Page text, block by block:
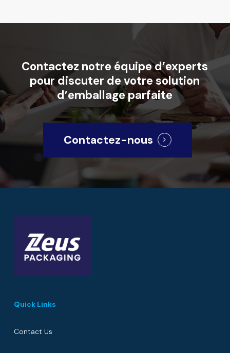
Contactez notre équiped’experts
pour discuter devotre solution
d’emballageparfaite
Contactez-nous
Quick Links
Contact Us